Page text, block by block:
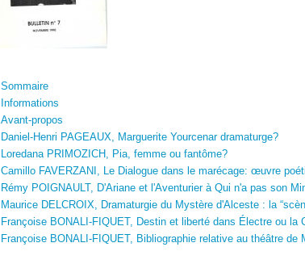
Sommaire
Informations
Avant-propos
Daniel-Henri PAGEAUX, Marguerite Yourcenar dramaturge?
Loredana PRIMOZICH, Pia, femme ou fantôme?
Camillo FAVERZANI, Le Dialogue dans le marécage: œuvre
Rémy POIGNAULT, D'Ariane et l'Aventurier à Qui n'a pas son
Maurice DELCROIX, Dramaturgie du Mystère d'Alceste : la
Françoise BONALI-FIQUET, Destin et liberté dans Électre ou la
Françoise BONALI-FIQUET, Bibliographie relative au théâtre de